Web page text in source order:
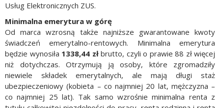
Usług Elektronicznych ZUS.
Minimalna emerytura w górę
Od marca wzrosną także najniższe gwarantowane kwoty
świadczeń emerytalno-rentowych. Minimalna emerytura
będzie wynosiła 1338,44 zł brutto, czyli o prawie 88 zł więcej
niż dotychczas. Otrzymują ją osoby, które zgromadziły
niewiele składek emerytalnych, ale mają długi staż
ubezpieczeniowy (kobieta – co najmniej 20 lat, mężczyzna –
co najmniej 25 lat). Tak samo wzrośnie minimalna renta z